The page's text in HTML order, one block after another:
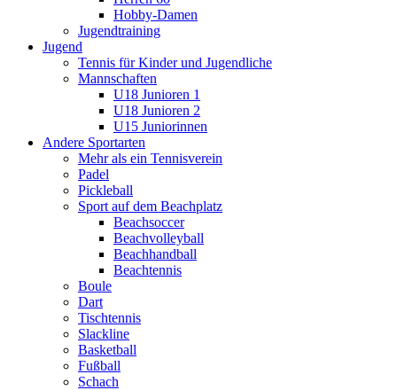
Hobby-Damen
Jugendtraining
Jugend
Tennis für Kinder und Jugendliche
Mannschaften
U18 Junioren 1
U18 Junioren 2
U15 Juniorinnen
Andere Sportarten
Mehr als ein Tennisverein
Padel
Pickleball
Sport auf dem Beachplatz
Beachsoccer
Beachvolleyball
Beachhandball
Beachtennis
Boule
Dart
Tischtennis
Slackline
Basketball
Fußball
Schach